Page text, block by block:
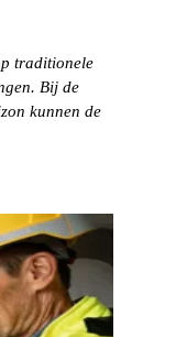
traditionele
Bij de
kunnen de